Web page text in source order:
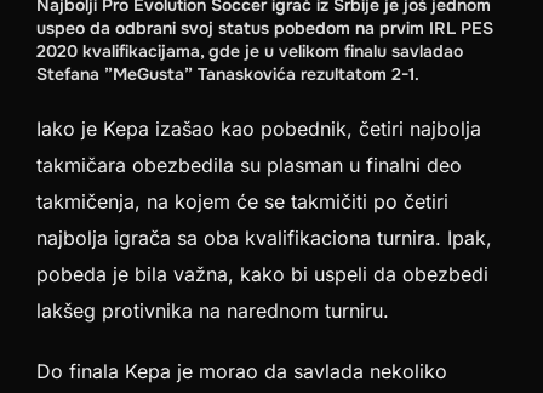
Najbolji Pro Evolution Soccer igrač iz Srbije je još jednom
uspeo da odbrani svoj status pobedom na prvim IRL PES
2020 kvalifikacijama, gde je u velikom finalu savladao
Stefana ”MeGusta” Tanaskovića rezultatom 2-1.
Iako je Kepa izašao kao pobednik, četiri najbolja
takmičara obezbedila su plasman u finalni deo
takmičenja, na kojem će se takmičiti po četiri
najbolja igrača sa oba kvalifikaciona turnira. Ipak,
pobeda je bila važna, kako bi uspeli da obezbedi
lakšeg protivnika na narednom turniru.
Do finala Kepa je morao da savlada nekoliko